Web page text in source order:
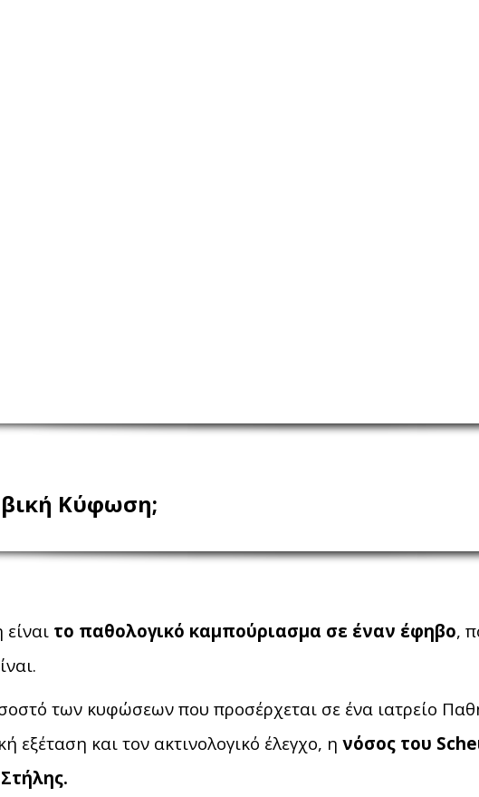
Κύφωση;
το παθολογικό καμπούριασμα σε έναν έφηβο,
των κυφώσεων που προσέρχεται σε ένα ιατρείο
εξέταση και τον ακτινολογικό έλεγχο, η νόσος του